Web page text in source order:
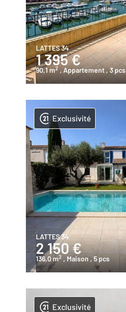
LATTES 34
1 395 €
90,1 m2 , Appartement, 3 pcs
Exclusivité
LATTES 34
2 150 €
136,0 m2 , Maison, 5 pcs
Exclusivité